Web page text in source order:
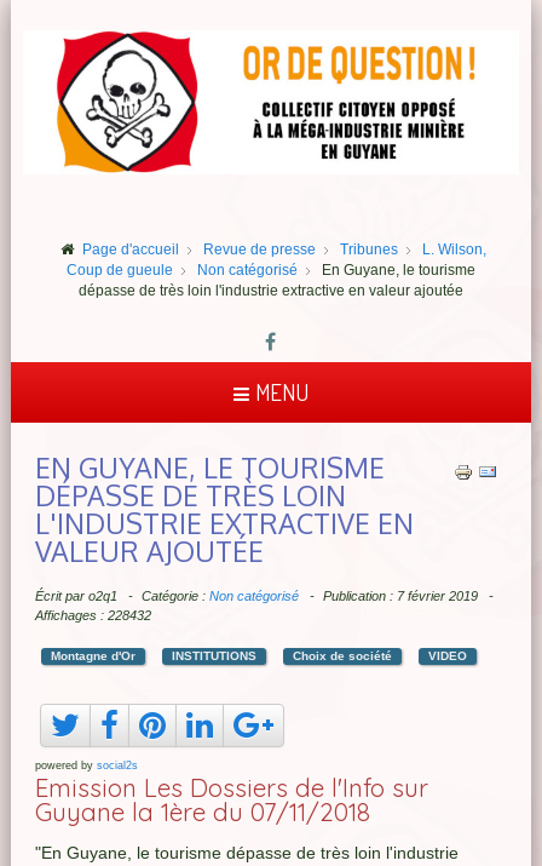
Page d'accueil Revue de presse Tribunes
L. Wilson,
Coup de gueule
Non catégorisé
En Guyane, le tourisme
dépasse de très loin l'industrie extractive en valeur ajoutée
MENU
EN GUYANE, LE TOURISME
DÉPASSE DE TRÈS LOIN
L'INDUSTRIE EXTRACTIVE EN
VALEUR AJOUTÉE
Écrit par o2q1 Catégorie : Non catégorisé
Publication : 7 février 2019
Affichages : 228432
Montagne d'Or INSTITUTIONS Choix de société VIDEO
powered by social2s
Emission Les Dossiers de l'Info sur
Guyane la 1ère du 07/11/2018
"En Guyane, le tourisme dépasse de très loin l'industrie